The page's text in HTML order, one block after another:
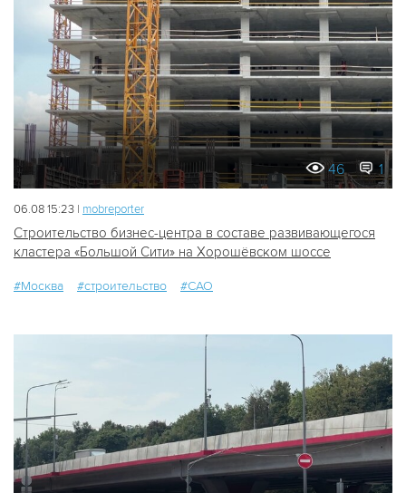
46 1
06.08 15:23 | mobreporter
Строительство бизнес-центра в составе развивающегося
кластера «Большой Сити» на Хорошёвском шоссе
#Москва #строительство #САО